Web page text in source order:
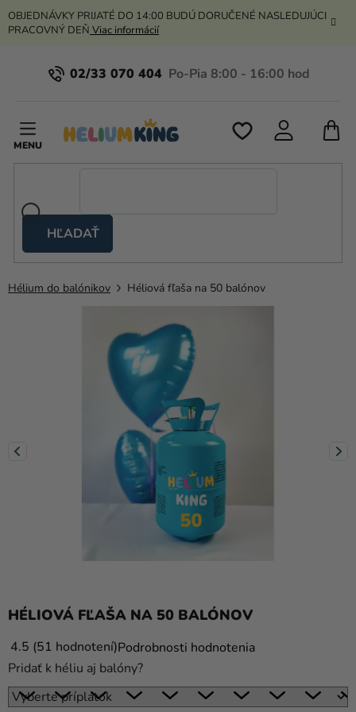
Prejsť
na
OBJEDNÁVKY PRIJATÉ DO 14:00 BUDÚ DORUČENÉ NASLEDUJÚCI
PRACOVNÝ DEŇ Viac informácií
02/33 070 404
HĽADAŤ
stany
Kanekalon
Oblečenie
Novinky
Darčeky
Hélium do balónikov Héliová fľaša na 50 balónov
HÉLIOVÁ FĽAŠA NA 50 BALÓNOV
Priemerné
hodnotenie
produktu
je
4.5 51 hodnoteníPodrobnosti hodnotenia
Pridať k héliu aj balóny?